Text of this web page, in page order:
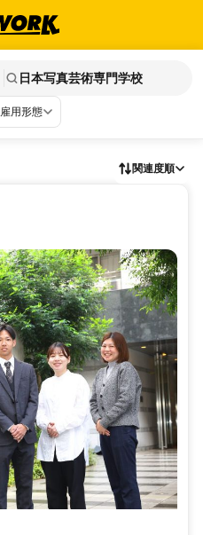
日本写真芸術専門学校
雇用形態
関連度順